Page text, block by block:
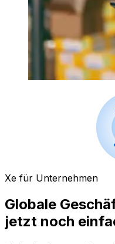
Xe für Unternehmen
Globale
jetzt noch